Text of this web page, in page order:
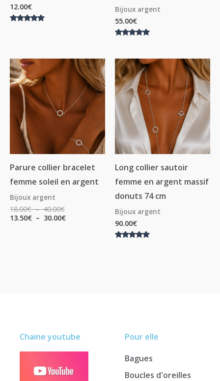
12.00€
Bijoux argent
55.00€
Parure collier bracelet
femme soleil en argent
Bijoux argent
18.00€ – 40.00€
Plage
de
prix :
18.00€
40.00€
13.50€ – 30.00€
Plage
de
prix :
13.50€
30.00€
Long collier sautoir
femme en argent massif
donuts 74 cm
Bijoux argent
90.00€
Pour elle
Bagues
Boucles d'oreilles
Chaine youtube